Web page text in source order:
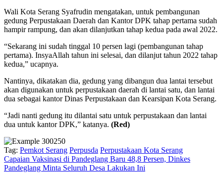
Wali Kota Serang Syafrudin mengatakan, untuk pembangunan
gedung Perpustakaan Daerah dan Kantor DPK tahap pertama sudah
hampir rampung, dan akan dilanjutkan tahap kedua pada awal 2022.
“Sekarang ini sudah tinggal 10 persen lagi (pembangunan tahap
pertama). InsyaAllah tahun ini selesai, dan dilanjut tahun 2022 tahap
kedua,” ucapnya.
Nantinya, dikatakan dia, gedung yang dibangun dua lantai tersebut
akan digunakan untuk perpustakaan daerah di lantai satu, dan lantai
dua sebagai kantor Dinas Perpustakaan dan Kearsipan Kota Serang.
“Jadi nanti gedung itu dilantai satu untuk perpustakaan dan lantai
dua untuk kantor DPK,” katanya. (Red)
Tag: Pemkot Serang Perpusda Perpustakaan Kota Serang
Capaian Vaksinasi di Pandeglang Baru 48,8 Persen, Dinkes
Pandeglang Minta Seluruh Desa Lakukan Ini